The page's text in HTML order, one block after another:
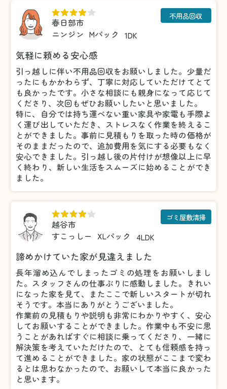
春日部市
ニンジン Mパック 1DK
不用品回収
気軽に頼める安心感
引っ越しに伴い不用品回収をお願いしました。少量だ
ったにもかかわらず、丁寧に対応していただけてとて
も良かったです。小さな相談にも親身になって応じて
くださり、次回もぜひお願いしたいと思いました。
特に、自分では持ち運べない重い家具や家電も手際よ
く運び出していただき、ストレスなく作業を終えるこ
とができました。事前に見積もりを取った時の価格が
そのままだったので、追加費用を気にする必要もなく
安心できました。引っ越し後の片付けが想像以上に早
く終わり、新しい生活をスムーズに始めることができ
ました。
越谷市
すこっしー
XLパック 4LDK
ゴミ屋敷清掃
諦めかけていた家が見違えました
長年溜め込んでしまったゴミの処理をお願いしまし
た。スタッフさんの仕事ぶりに感動しました。きれい
になった家を見て、またここで新しいスタートが切れ
そうです。本当にありがとうございました。
作業前の見積もりや説明も非常にわかりやすく、安心
してお願いすることができました。作業中も不安に思
うことがあればすぐに相談に乗ってくださり、一緒に
解決策を考えていただけたので、とても信頼感を持っ
て進めることができました。家の状態がここまで変わ
るとは思わなかったので、お願いして本当に良かった
と思います。